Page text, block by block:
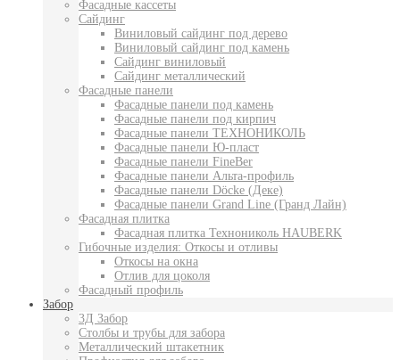
Фасадные кассеты
Сайдинг
Виниловый сайдинг под дерево
Виниловый сайдинг под камень
Сайдинг виниловый
Сайдинг металлический
Фасадные панели
Фасадные панели под камень
Фасадные панели под кирпич
Фасадные панели ТЕХНОНИКОЛЬ
Фасадные панели Ю-пласт
Фасадные панели FineBer
Фасадные панели Альта-профиль
Фасадные панели Döcke (Деке)
Фасадные панели Grand Line (Гранд Лайн)
Фасадная плитка
Фасадная плитка Технониколь HAUBERK
Гибочные изделия: Откосы и отливы
Откосы на окна
Отлив для цоколя
Фасадный профиль
Забор
3Д Забор
Столбы и трубы для забора
Металлический штакетник